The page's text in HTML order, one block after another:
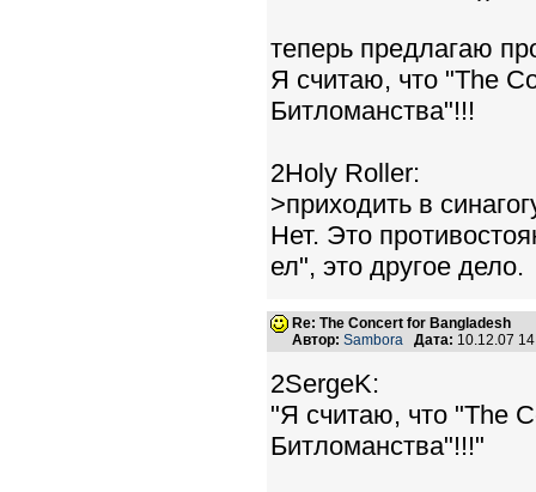
теперь предлагаю
Я считаю, что "The
Битломанства"!!!
2Holy Roller:
>приходить в
Нет. Это
ел", это другое дело.
Re: The Concert for Bangladesh
Автор: Sambora Дата: 10.12.07
2SergeK:
"Я считаю, что "The
Битломанства"!!!"